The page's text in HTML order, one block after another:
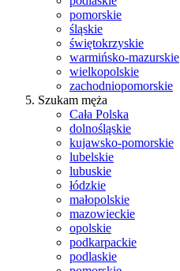
pomorskie
śląskie
świętokrzyskie
warmińsko-mazurskie
wielkopolskie
zachodniopomorskie
Szukam męża
Cała Polska
dolnośląskie
kujawsko-pomorskie
lubelskie
lubuskie
łódzkie
małopolskie
mazowieckie
opolskie
podkarpackie
podlaskie